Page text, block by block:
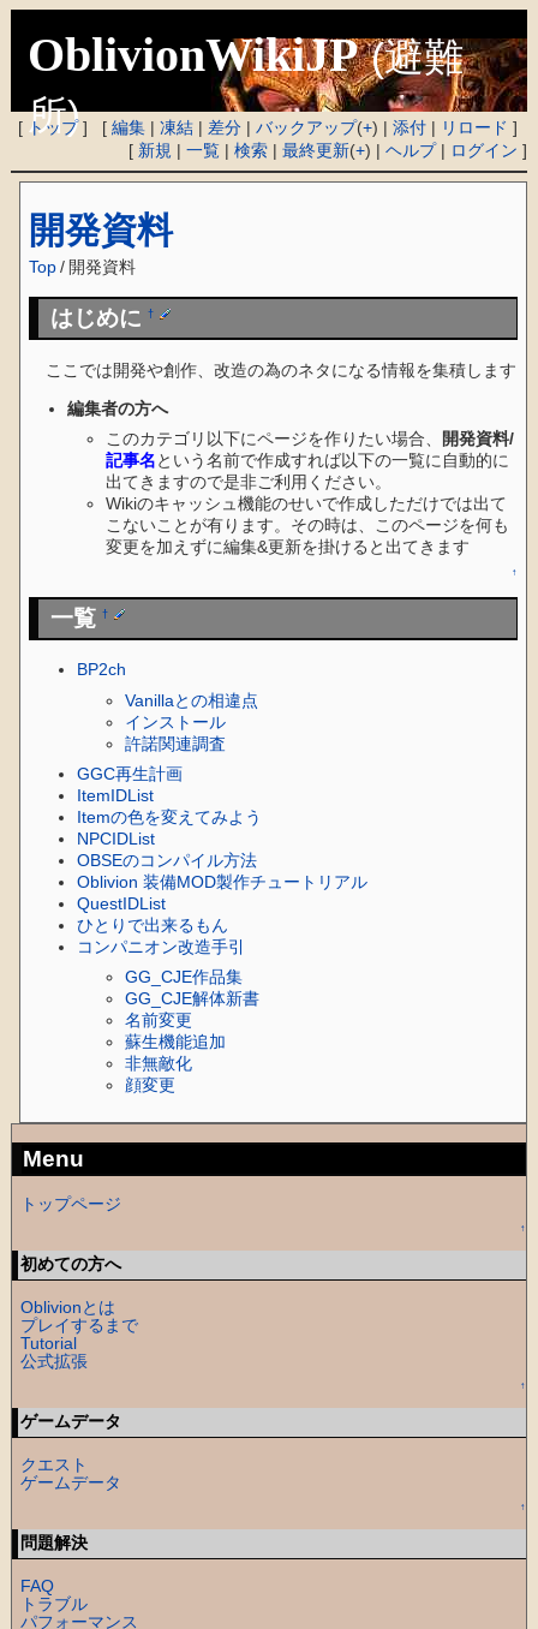
OblivionWikiJP (避難
所)
[ トップ] [編集 |凍結 | 差分 |バックアップ(+) |添付 | リロード ]
[ 新規 |一覧 |検索 |最終更新(+) |ヘルプ| ログイン ]
開発資料
Top / 開発資料
はじめに†
ここでは開発や創作、改造の為のネタになる情報を集積します
編集者の方へ
このカテゴリ以下にページを作りたい場合、
開発資料/
記事名という名前で作成すれば以下の一覧に自動的に
出てきますので是非ご利用ください。
Wikiのキャッシュ機能のせいで作成しただけでは出て
こないことが有ります。その時は、このページを何も
変更を加えずに編集&更新を掛けると出てきます
↑
一覧†
BP2ch
Vanillaとの相違点
インストール
許諾関連調査
GGC再生計画
ItemIDList
Itemの色を変えてみよう
NPCIDList
OBSEのコンパイル方法
Oblivion 装備MOD製作チュートリアル
QuestIDList
ひとりで出来るもん
コンパニオン改造手引
GG_CJE作品集
GG_CJE解体新書
名前変更
蘇生機能追加
非無敵化
顔変更
Menu
トップページ
↑
初めての方へ
Oblivionとは
プレイするまで
Tutorial
公式拡張
↑
ゲームデータ
クエスト
ゲームデータ
↑
問題解決
FAQ
トラブル
パフォーマンス